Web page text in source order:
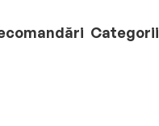
Categorii